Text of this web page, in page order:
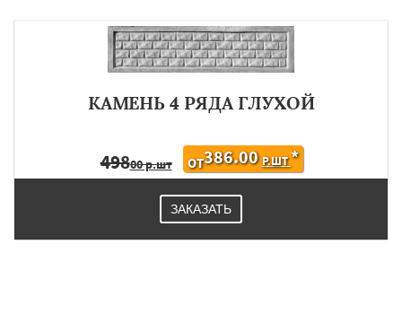
КАМЕНЬ 4 РЯДА ГЛУХОЙ
49800 р.шт ОТ386.00 Р.ШТ*
ЗАКАЗАТЬ